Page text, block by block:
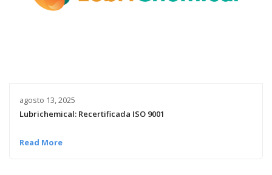
agosto 13, 2025
Lubrichemical: Recertificada ISO 9001
Read More